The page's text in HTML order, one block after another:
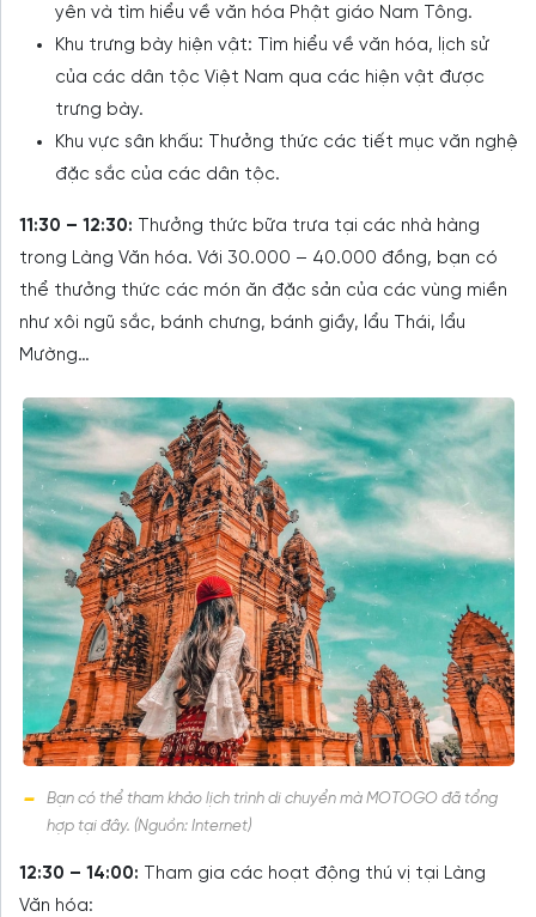
yên và tìm hiểu về văn hóa Phật giáo Nam Tông.
Khu trưng bày hiện vật: Tìm hiểu về văn hóa, lịch sử
của các dân tộc Việt Nam qua các hiện vật được
trưng bày.
Khu vực sân khấu: Thưởng thức các tiết mục văn nghệ
đặc sắc của các dân tộc.
11:30 – 12:30: Thưởng thức bữa trưa tại các nhà hàng
trong Làng Văn hóa. Với 30.000 – 40.000 đồng, bạn có
thể thưởng thức các món ăn đặc sản của các vùng miền
như xôi ngũ sắc, bánh chưng, bánh giầy, lẩu Thái, lẩu
Mường…
Bạn có thể tham khảo lịch trình di chuyển mà MOTOGO đã tổng
hợp tại đây. (Nguồn: Internet)
12:30 – 14:00: Tham gia các hoạt động thú vị tại Làng
Văn hóa: